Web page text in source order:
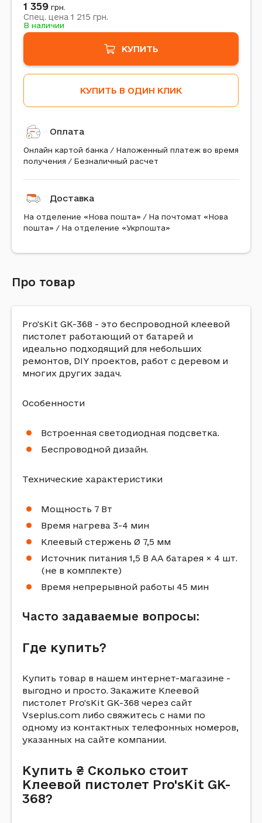
1 359 грн.
Спец. цена 1 215 грн.
В наличии
КУПИТЬ
КУПИТЬ В ОДИН КЛИК
Оплата
Онлайн картой банка / Наложенный платеж во время
получения / Безналичный расчет
Доставка
На отделение «Нова пошта» / На почтомат «Нова
пошта» / На отделение «Укрпошта»
Про товар
Pro'sKit GK-368 - это беспроводной клеевой
пистолет работающий от батарей и
идеально подходящий для небольших
ремонтов, DIY проектов, работ с деревом и
многих других задач.
Особенности
Встроенная светодиодная подсветка.
Беспроводной дизайн.
Технические характеристики
Мощность 7 Вт
Время нагрева 3-4 мин
Клеевый стержень Ø 7,5 мм
Источник питания 1,5 В AA батарея × 4 шт.
(не в комплекте)
Время непрерывной работы 45 мин
Часто задаваемые вопросы:
Где купить?
Купить товар в нашем интернет-магазине -
выгодно и просто. Закажите Клеевой
пистолет Pro'sKit GK-368 через сайт
Vseplus.com либо свяжитесь с нами по
одному из контактных телефонных номеров,
указанных на сайте компании.
Купить ₴ Сколько стоит
Клеевой пистолет Pro'sKit GK-
368?